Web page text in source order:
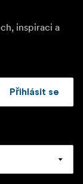
inspiraci a
Přihlásit se